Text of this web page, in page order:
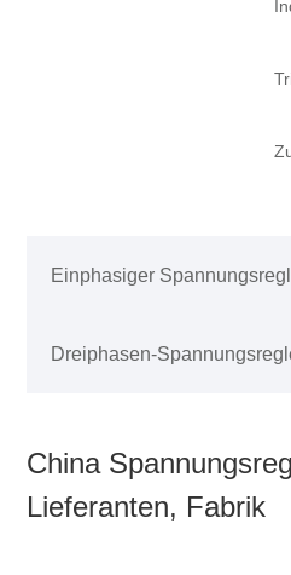
Einphasiger
Dreiphasen-
China
Lieferanten, Fabrik